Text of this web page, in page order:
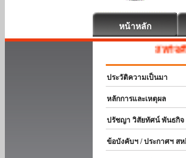
หน้าหลัก
สหกิจศึกษา
ประวัติความเป็นมา
หลักการและเหตุผล
ปรัชญา วิสัยทัศน์ พันธกิจ
ข้อบังคับฯ / ประกาศฯ สห